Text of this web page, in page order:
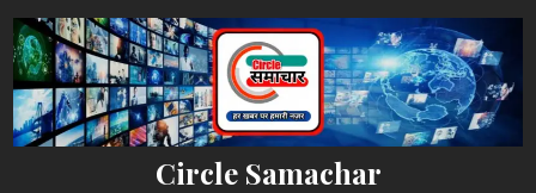
to
content
Circle Samachar